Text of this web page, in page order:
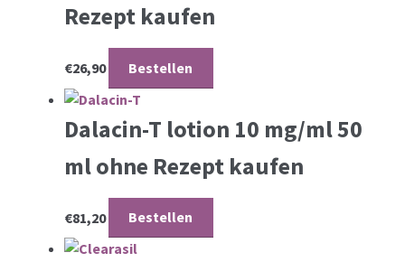
Rezept kaufen
€26,90 Bestellen
Dalacin-T lotion 10 mg/ml 50
ml ohne Rezept kaufen
€81,20 Bestellen